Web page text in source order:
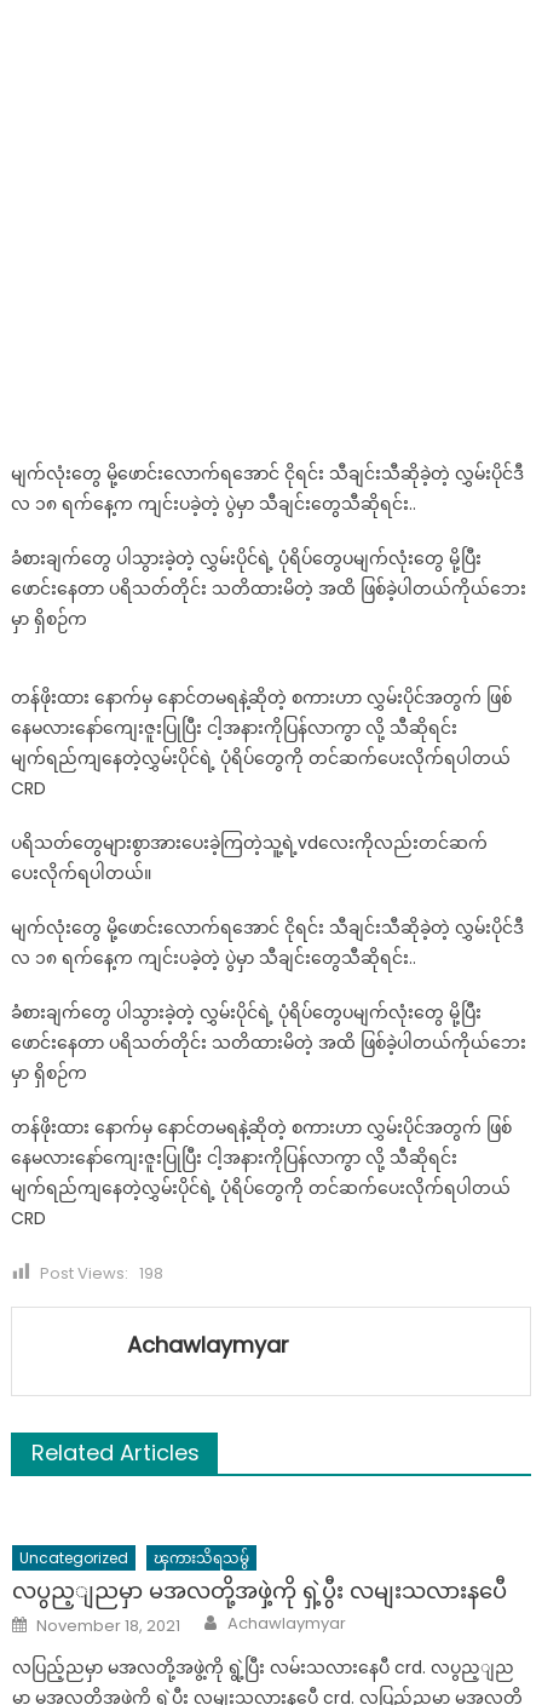
မျက်လုံးတွေ မို့ဖောင်းလောက်ရအောင် ငိုရင်း သီချင်းသီဆိုခဲ့တဲ့ လွှမ်းပိုင်ဒီ
လ ၁၈ ရက်နေ့က ကျင်းပခဲ့တဲ့ ပွဲမှာ သီချင်းတွေသီဆိုရင်း..
ခံစားချက်တွေ ပါသွားခဲ့တဲ့ လွှမ်းပိုင်ရဲ့ ပုံရိပ်တွေပမျက်လုံးတွေ မို့ပြီး
ဖောင်းနေတာ ပရိသတ်တိုင်း သတိထားမိတဲ့ အထိ ဖြစ်ခဲ့ပါတယ်ကိုယ်ဘေး
မှာ ရှိစဉ်က
တန်ဖိုးထား နောက်မှ နောင်တမရနဲ့ဆိုတဲ့ စကားဟာ လွှမ်းပိုင်အတွက် ဖြစ်
နေမလားနော်ကျေးဇူးပြုပြီး ငါ့အနားကိုပြန်လာကွာ လို့ သီဆိုရင်း
မျက်ရည်ကျနေတဲ့လွှမ်းပိုင်ရဲ့ ပုံရိပ်တွေကို တင်ဆက်ပေးလိုက်ရပါတယ်
CRD
ပရိသတ်တွေများစွာအားပေးခဲ့ကြတဲ့သူ့ရဲ့vdလေးကိုလည်းတင်ဆက်
ပေးလိုက်ရပါတယ်။
မျက်လုံးတွေ မို့ဖောင်းလောက်ရအောင် ငိုရင်း သီချင်းသီဆိုခဲ့တဲ့ လွှမ်းပိုင်ဒီ
လ ၁၈ ရက်နေ့က ကျင်းပခဲ့တဲ့ ပွဲမှာ သီချင်းတွေသီဆိုရင်း..
ခံစားချက်တွေ ပါသွားခဲ့တဲ့ လွှမ်းပိုင်ရဲ့ ပုံရိပ်တွေပမျက်လုံးတွေ မို့ပြီး
ဖောင်းနေတာ ပရိသတ်တိုင်း သတိထားမိတဲ့ အထိ ဖြစ်ခဲ့ပါတယ်ကိုယ်ဘေး
မှာ ရှိစဉ်က
တန်ဖိုးထား နောက်မှ နောင်တမရနဲ့ဆိုတဲ့ စကားဟာ လွှမ်းပိုင်အတွက် ဖြစ်
နေမလားနော်ကျေးဇူးပြုပြီး ငါ့အနားကိုပြန်လာကွာ လို့ သီဆိုရင်း
မျက်ရည်ကျနေတဲ့လွှမ်းပိုင်ရဲ့ ပုံရိပ်တွေကို တင်ဆက်ပေးလိုက်ရပါတယ်
CRD
Post Views: 198
Achawlaymyar
Related Articles
Uncategorized ၾကားသိရသမွ်
လပွည့ျညမှာ မအလတို့အဖှဲ့ကို ရှဲ့ပွီး လမျးသလားနပေီ
Posted
on
November 18, 2021 Author
Achawlaymyar
လပြည့်ညမှာ မအလတို့အဖွဲ့ကို ရွဲ့ပြီး လမ်းသလားနေပီ crd. လပွည့ျည
မှာ မအလတို့အဖှဲ့ကို ရှဲ့ပွီး လမျးသလားနပေီ crd. လပြည့်ညမှာ မအလတို့